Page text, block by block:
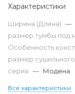
Характеристики
Ширина (Длина) —
размер тумбы под
Особенность
размер
серия — Модена
Все характеристики